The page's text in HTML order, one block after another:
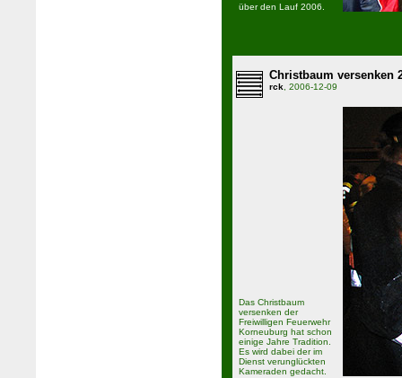
über den Lauf 2006.
Christbaum versenken
rck, 2006-12-09
Das Christbaum
versenken der
Freiwilligen Feuerwehr
Korneuburg hat schon
einige Jahre Tradition.
Es wird dabei der im
Dienst verunglückten
Kameraden gedacht.